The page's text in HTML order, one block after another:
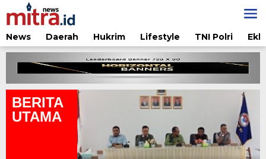
Lewati
ke
konten
News
Daerah Hukrim Lifestyle TNI Polri
BERITA
UTAMA